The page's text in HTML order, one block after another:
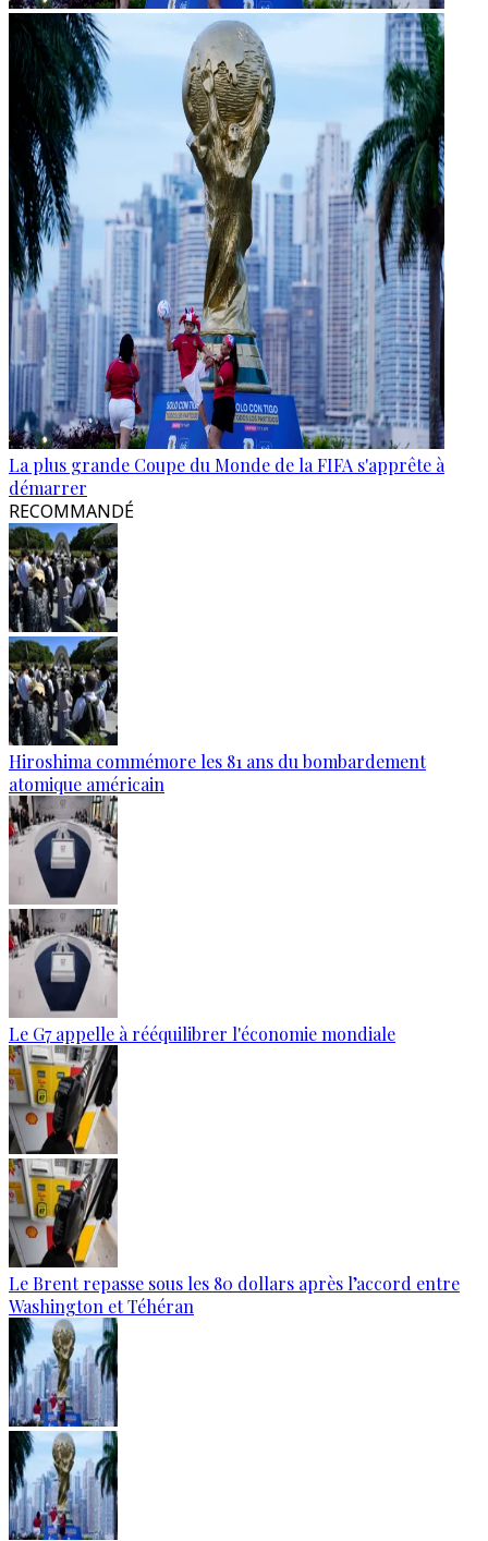
La plus grande Coupe du Monde de la FIFA s'apprête à
démarrer
RECOMMANDÉ
Hiroshima commémore les 81 ans du bombardement
atomique américain
Le G7 appelle à rééquilibrer l'économie mondiale
Le Brent repasse sous les 80 dollars après l’accord entre
Washington et Téhéran